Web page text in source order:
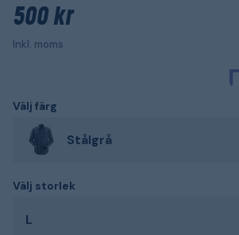
500 kr
Inkl. moms
Välj färg
Stålgrå
Välj storlek
L